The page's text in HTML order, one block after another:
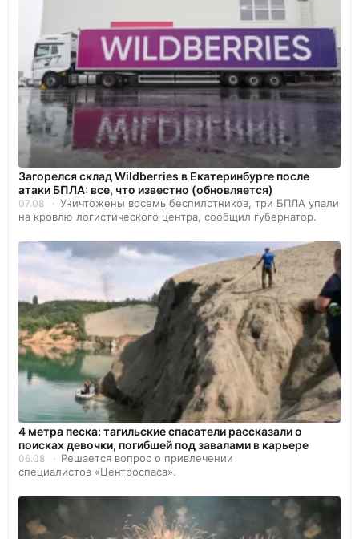
Загорелся склад Wildberries в Екатеринбурге после
атаки БПЛА: все, что известно (обновляется)
07.08
Уничтожены восемь беспилотников, три БПЛА упали
на кровлю логистического центра, сообщил губернатор.
4 метра песка: тагильские спасатели рассказали о
поисках девочки, погибшей под завалами в карьере
06.08
Решается вопрос о привлечении
специалистов «Центроспаса».